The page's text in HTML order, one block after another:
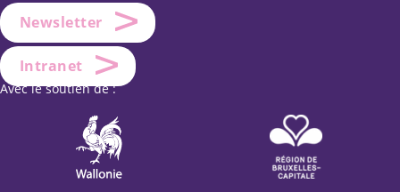
Newsletter
Intranet
Avec le soutien de :